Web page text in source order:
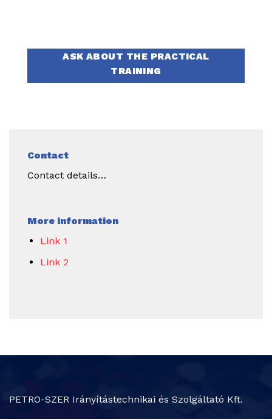
ASK ABOUT THE PRACTICAL
TRAINING
Contact
Contact details…
More information
Link 1
Link 2
PETRO-SZER Irányítástechnikai és Szolgáltató Kft.